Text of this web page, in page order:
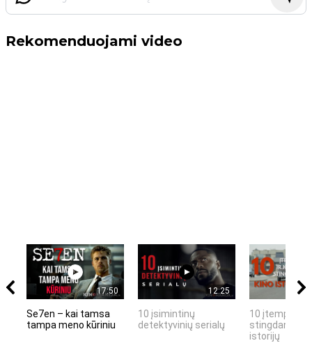
Rekomenduojami video
17:50
Se7en – kai tamsa
tampa meno kūriniu
12:25
10 įsimintinų
detektyvinių serialų
10 įtemptų,
stingdančių
istorijų